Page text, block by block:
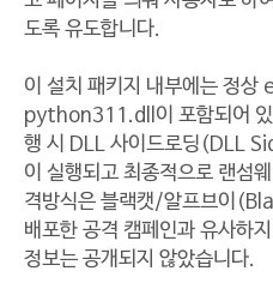
도록 유도합니다.
이 설치 패키지 내부에는 정상
python311.dll이 포함되어 있
행 시 DLL 사이드로딩(DLL
이 실행되고 최종적으로 랜섬
격방식은 블랙캣/알프브이
배포한 공격 캠페인과 유사하
정보는 공개되지 않았습니다.